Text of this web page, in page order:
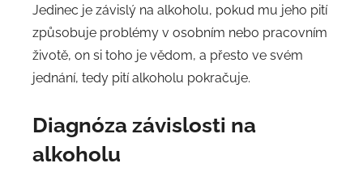
Jedinec je závislý na alkoholu, pokud mu jeho pití
způsobuje problémy v osobním nebo pracovním
životě, on si toho je vědom, a přesto ve svém
jednání, tedy pití alkoholu pokračuje.
Diagnóza závislosti na
alkoholu